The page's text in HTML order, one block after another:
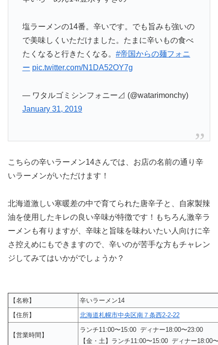
塩ラーメンの14番。辛いです。でも旨みも強いの
で美味しくいただけました。たまに辛いもの食べ
たくなると行きたくなる。 #帝国からの麺フォニ
ー pic.twitter.com/N1DA52OY7g
— ワタルゴミシンフォニー⊿ (@watarimonchy)
January 31, 2019
こちらの辛いラーメン14さんでは、お店の名前の通り辛
いラーメンがいただけます！
北海道激しい寒暖差の中で育てられた唐辛子と、自家製辣
油を使用したキレの良い辛味が特徴です！もちろん激辛ラ
ーメンも有りますが、辛味と旨味を味わいたい人向けに辛
さ控えめにもできますので、辛いのが苦手な方もチャレン
ジしてみてはいかがでしょうか？
【名称】
辛いラーメン14
【住所】
北海道札幌市中央区南７条西2-2-22
【営業時間】
ランチ11:00〜15:00 ディナー18:00〜23:00
【金・土】ランチ11:00〜15:00 ディナー18:00